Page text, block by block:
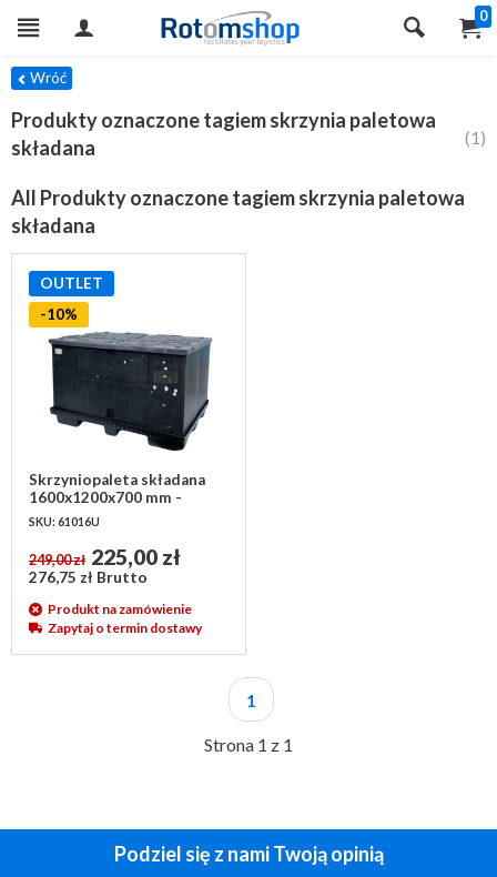
0
Wróć
Produkty oznaczone tagiem skrzynia paletowa
składana
(1)
All Produkty oznaczone tagiem skrzynia paletowa
składana
OUTLET
-10%
Skrzyniopaleta składana
1600x1200x700 mm -
używana
SKU: 61016U
249,00 zł 225,00 zł
276,75 zł Brutto
Produkt na zamówienie
Zapytaj o termin dostawy
Strona 1 z 1
1
Podziel się z nami Twoją opinią